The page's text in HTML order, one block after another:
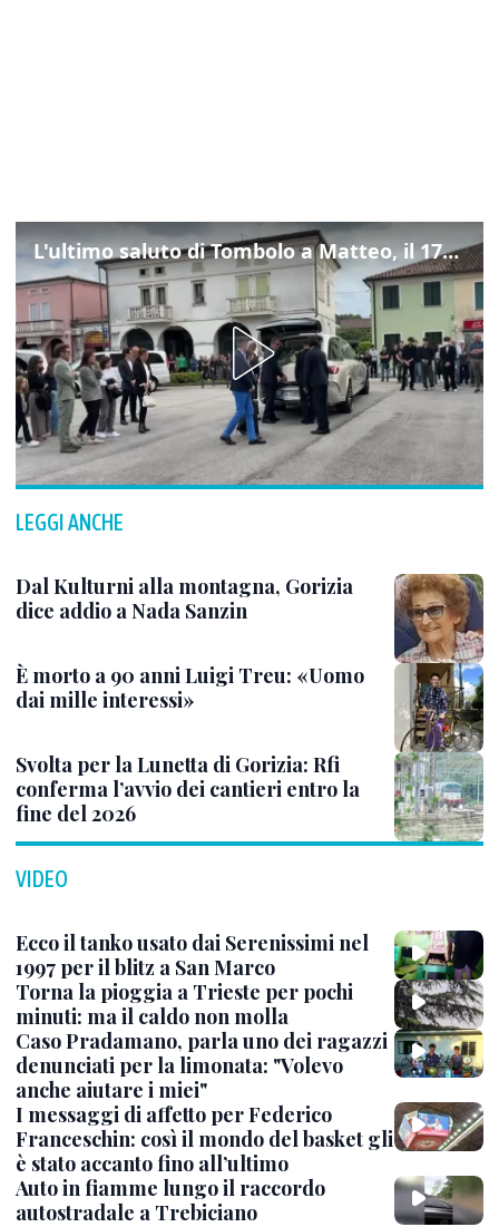
L'ultimo saluto di Tombolo a Matteo, il 17enne morto di tumore. Il video
LEGGI ANCHE
Dal Kulturni alla montagna, Gorizia
dice addio a Nada Sanzin
È morto a 90 anni Luigi Treu: «Uomo
dai mille interessi»
Svolta per la Lunetta di Gorizia: Rfi
conferma l’avvio dei cantieri entro la
fine del 2026
VIDEO
Ecco il tanko usato dai Serenissimi nel
1997 per il blitz a San Marco
Torna la pioggia a Trieste per pochi
minuti: ma il caldo non molla
Caso Pradamano, parla uno dei ragazzi
denunciati per la limonata: "Volevo
anche aiutare i miei"
I messaggi di affetto per Federico
Franceschin: così il mondo del basket gli
è stato accanto fino all’ultimo
Auto in fiamme lungo il raccordo
autostradale a Trebiciano